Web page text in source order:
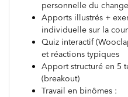
personnelle du
Apports illustrés +
individuelle sur la
Quiz interactif
et réactions typiques
Apport structuré en 5
(breakout)
Travail en binômes :